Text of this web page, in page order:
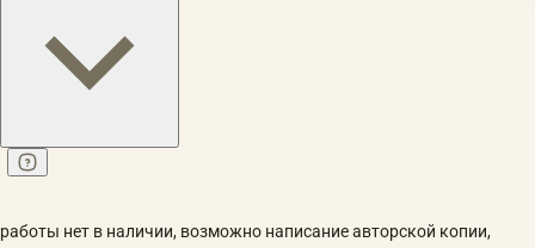
работы нет в наличии, возможно написание авторской копии,